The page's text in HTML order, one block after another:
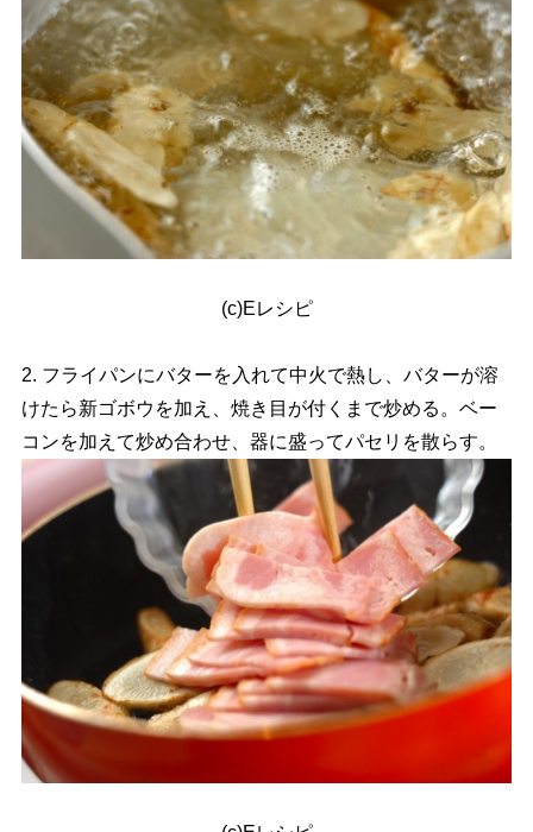
(c)Eレシピ
2. フライパンにバターを入れて中火で熱し、バターが溶
けたら新ゴボウを加え、焼き目が付くまで炒める。ベー
コンを加えて炒め合わせ、器に盛ってパセリを散らす。